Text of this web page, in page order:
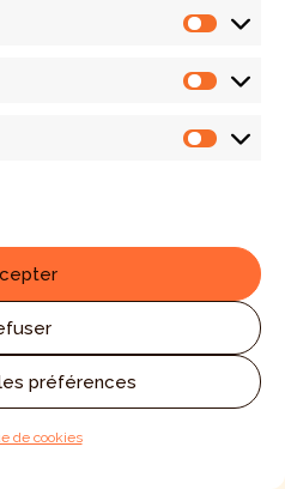
préférences
de cookies
ENTREPRENEURS